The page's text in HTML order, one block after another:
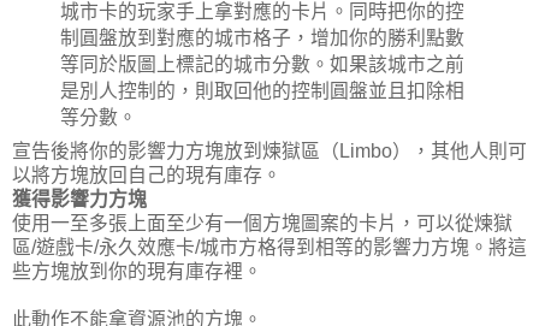
城市卡的玩家手上拿對應的卡片。同時把你的控
制圓盤放到對應的城市格子，增加你的勝利點數
等同於版圖上標記的城市分數。如果該城市之前
是別人控制的，則取回他的控制圓盤並且扣除相
等分數。
宣告後將你的影響力方塊放到煉獄區（Limbo），其他人則可
以將方塊放回自己的現有庫存。
獲得影響力方塊
使用一至多張上面至少有一個方塊圖案的卡片，可以從煉獄
區/遊戲卡/永久效應卡/城市方格得到相等的影響力方塊。將這
些方塊放到你的現有庫存裡。
此動作不能拿資源池的方塊。